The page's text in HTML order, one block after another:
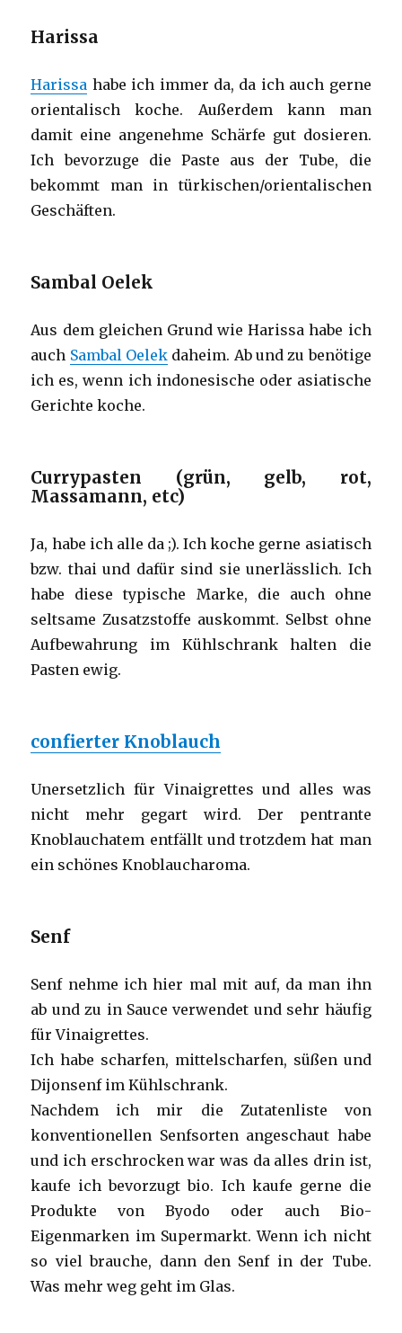
Harissa
Harissa habe ich immer da, da ich auch gerne
orientalisch koche. Außerdem kann man
damit eine angenehme Schärfe gut dosieren.
Ich bevorzuge die Paste aus der Tube, die
bekommt man in türkischen/orientalischen
Geschäften.
Sambal Oelek
Aus dem gleichen Grund wie Harissa habe ich
auch Sambal Oelek daheim. Ab und zu benötige
ich es, wenn ich indonesische oder asiatische
Gerichte koche.
Currypasten (grün, gelb, rot,
Massamann, etc)
Ja, habe ich alle da ;). Ich koche gerne asiatisch
bzw. thai und dafür sind sie unerlässlich. Ich
habe diese typische Marke, die auch ohne
seltsame Zusatzstoffe auskommt. Selbst ohne
Aufbewahrung im Kühlschrank halten die
Pasten ewig.
confierter Knoblauch
Unersetzlich für Vinaigrettes und alles was
nicht mehr gegart wird. Der pentrante
Knoblauchatem entfällt und trotzdem hat man
ein schönes Knoblaucharoma.
Senf
Senf nehme ich hier mal mit auf, da man ihn
ab und zu in Sauce verwendet und sehr häufig
für Vinaigrettes.
Ich habe scharfen, mittelscharfen, süßen und
Dijonsenf im Kühlschrank.
Nachdem ich mir die Zutatenliste von
konventionellen Senfsorten angeschaut habe
und ich erschrocken war was da alles drin ist,
kaufe ich bevorzugt bio. Ich kaufe gerne die
Produkte von Byodo oder auch Bio-
Eigenmarken im Supermarkt. Wenn ich nicht
so viel brauche, dann den Senf in der Tube.
Was mehr weg geht im Glas.